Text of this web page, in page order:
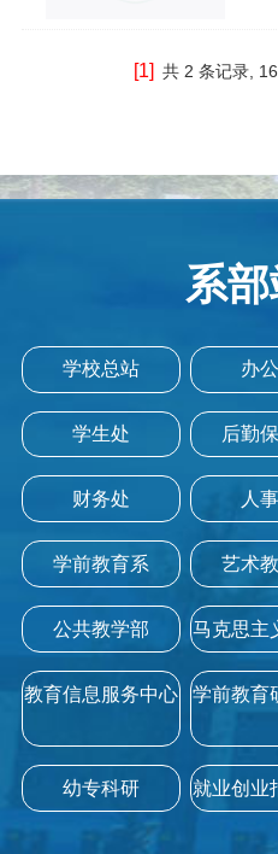
能够
[1] 共 2 条记录,
系
学校总站 办
学生处 后勤
财务处 人
学前教育系 艺术
公共教学部 马克思主
教育信息服务中心 学前教育
幼专科研 就业创业